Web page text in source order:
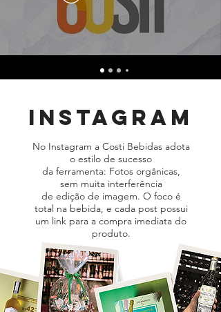
instagram
No Instagram a Costi Bebidas adota
o estilo de sucesso
da ferramenta: Fotos orgânicas,
sem muita interferência
de edição de imagem. O foco é
total na bebida, e cada post possui
um link para a compra imediata do
produto.